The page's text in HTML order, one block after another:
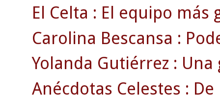
El Celta : El equipo más
Carolina Bescansa :
Yolanda Gutiérrez :
Anécdotas Celestes :